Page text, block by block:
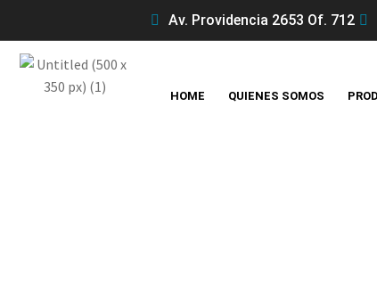
Av. Providencia 2653 Of. 712
HOME QUIENES SOMOS